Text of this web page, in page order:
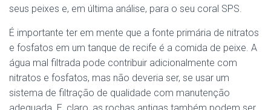
seus peixes e, em última análise, para o seu coral SPS.
É importante ter em mente que a fonte primária de nitratos
e fosfatos em um tanque de recife é a comida de peixe. A
água mal filtrada pode contribuir adicionalmente com
nitratos e fosfatos, mas não deveria ser, se usar um
sistema de filtração de qualidade com manutenção